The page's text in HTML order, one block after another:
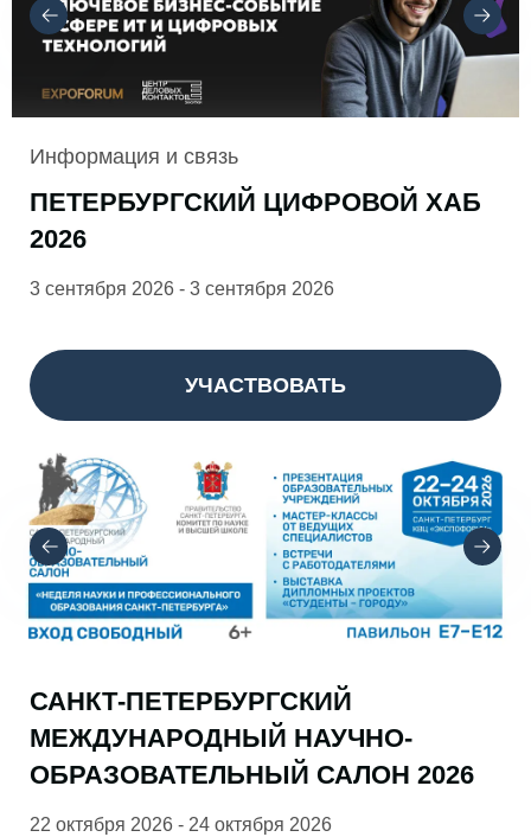
Информация и связь
ПЕТЕРБУРГСКИЙ ЦИФРОВОЙ ХАБ
2026
3 сентября 2026 - 3 сентября 2026
УЧАСТВОВАТЬ
САНКТ-ПЕТЕРБУРГСКИЙ
МЕЖДУНАРОДНЫЙ НАУЧНО-
ОБРАЗОВАТЕЛЬНЫЙ САЛОН 2026
22 октября 2026 - 24 октября 2026